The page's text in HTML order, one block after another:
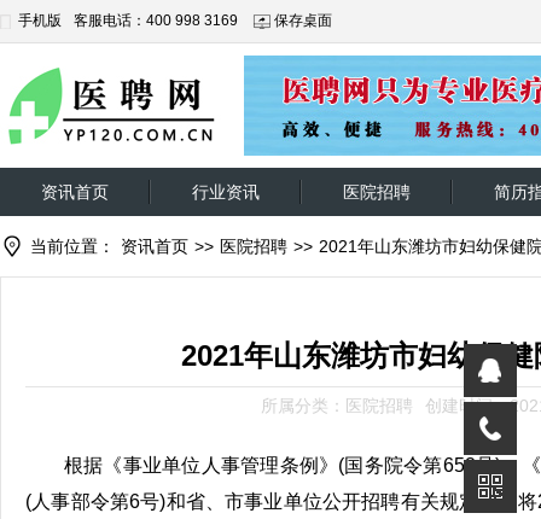
手机版 客服电话：400 998 3169 保存桌面
资讯首页 行业资讯 医院招聘 简历
当前位置： 资讯首页 >> 医院招聘 >> 2021年山东潍坊市妇幼保健
2021年山东潍坊市妇幼保
所属分类：医院招聘 创建时间：
根据《事业单位人事管理条例》(国务院令第652号)、
(人事部令第6号)和省、市事业单位公开招聘有关规定，现